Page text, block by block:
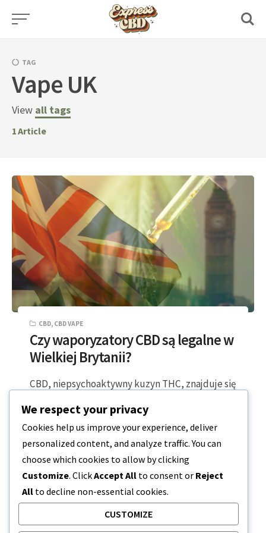
Skip
TAG
Vape UK
View all tags
1Article
CBD, CBD VAPE
Czy waporyzatory CBD są legalne w
Wielkiej Brytanii?
CBD, niepsychoaktywny kuzyn THC, znajduje się
tradycję handlu i uprawy w Wielkiej…
3 MINUTY CZYTANIA 2023-11-03
We respect your privacy
Cookies help us improve your experience, deliver
personalized content, and analyze traffic. You can
choose which cookies to allow by clicking
Customize. ClickAccept All to consent or Reject
All to decline non-essential cookies.
CUSTOMIZE